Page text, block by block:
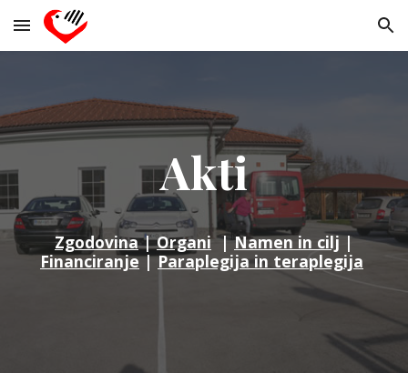
Skip to main content Skip to navigation
Akti
Zgodovina|Organi |Namen in cilj|
Financiranje|Paraplegija in teraplegija